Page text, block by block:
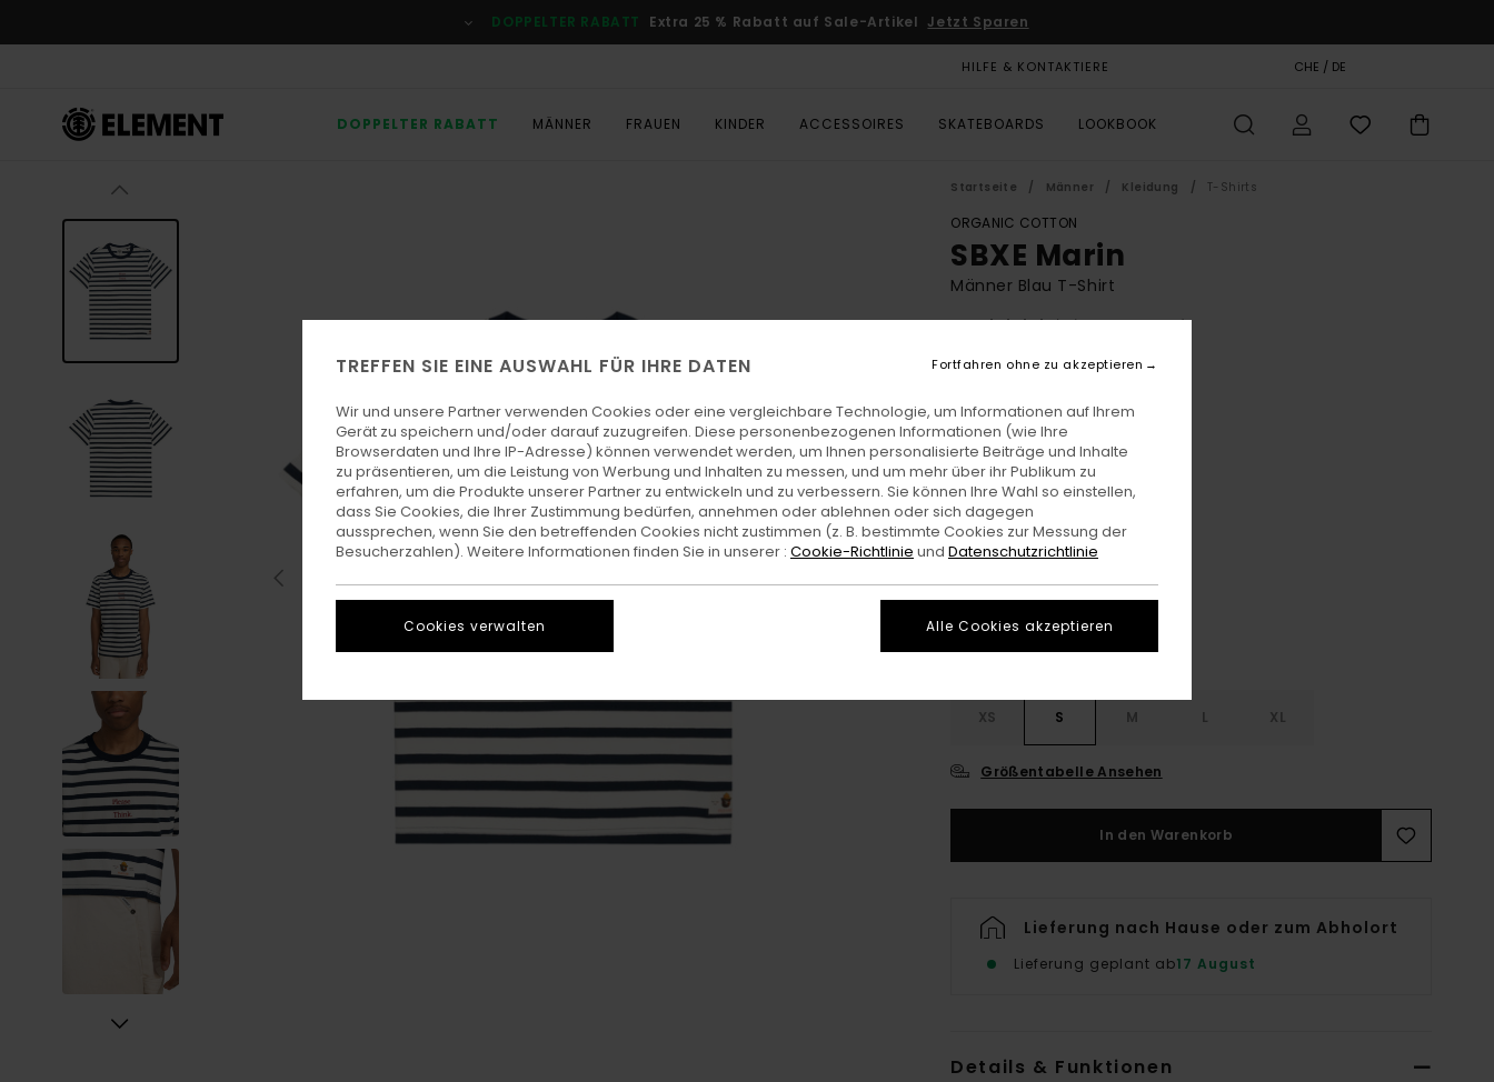
Produktinformation
DOPPELTER RABATT Extra 25 % Rabatt auf Sale-Artikel Jetzt Sparen
HILFE & KONTAKTIERE CHE / DE
DOPPELTER RABATT MÄNNER FRAUEN KINDER ACCESSOIRES SKATEBOARDS LOOKBOOK
Startseite Männer Kleidung T-Shirts
ORGANIC COTTON
SBXE Marin
Männer Blau T-Shirt
4.7
ECO-BONUS
CHF 20,62
SALE
DOPPELTER RABATT EXTRA 25 %
Farbe Eclipse Navy
XS S M L XL
Größentabelle Ansehen
In den Warenkorb
Lieferung nach Hause oder zum Abholort
Lieferung geplant ab17 August
Details & Funktionen
TREFFEN SIE EINE AUSWAHL FÜR IHRE DATEN
Wir und unsere Partner verwenden Cookies oder eine vergleichbare Technologie, um Informationen auf Ihrem
Gerät zu speichern und/oder darauf zuzugreifen. Diese personenbezogenen Informationen (wie Ihre
Browserdaten und Ihre IP-Adresse) können verwendet werden, um Ihnen personalisierte Beiträge und Inhalte
zu präsentieren, um die Leistung von Werbung und Inhalten zu messen, und um mehr über ihr Publikum zu
erfahren, um die Produkte unserer Partner zu entwickeln und zu verbessern. Sie können Ihre Wahl so einstellen,
dass Sie Cookies, die Ihrer Zustimmung bedürfen, annehmen oder ablehnen oder sich dagegen
aussprechen, wenn Sie den betreffenden Cookies nicht zustimmen (z. B. bestimmte Cookies zur Messung der
Besucherzahlen). Weitere Informationen finden Sie in unserer : Cookie-Richtlinie und Datenschutzrichtlinie
Cookies verwalten
Fortfahren ohne zu akzeptieren
Alle Cookies akzeptieren